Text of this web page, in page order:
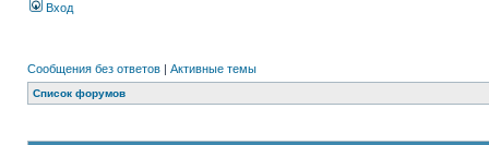
Вход
Сообщения без ответов | Активные темы
Список форумов